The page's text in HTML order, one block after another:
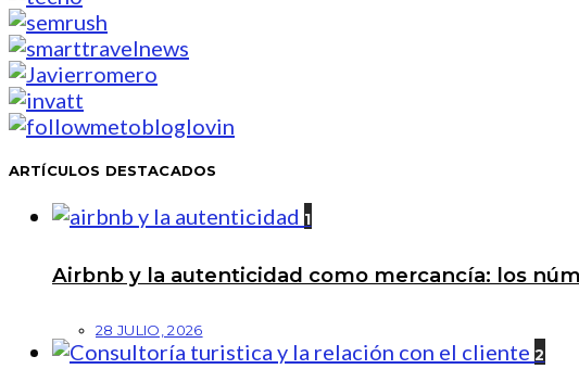
ARTÍCULOS DESTACADOS
1
Airbnb y la autenticidad como mercancía: los
28 JULIO, 2026
2